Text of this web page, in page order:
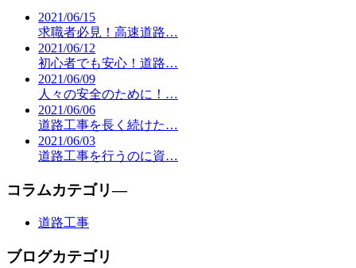
2021/06/15
求職者必見！高速道路…
2021/06/12
初心者でも安心！道路…
2021/06/09
人々の安全のために！…
2021/06/06
道路工事を長く続けた…
2021/06/03
道路工事を行うのに資…
コラムカテゴリ―
道路工事
ブログカテゴリ